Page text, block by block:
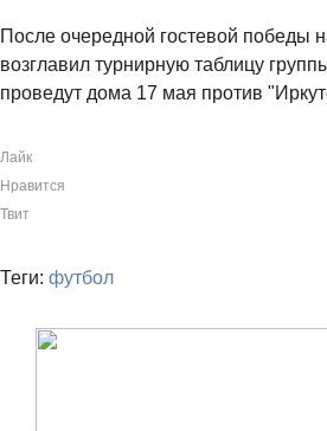
После очередной гостевой победы
возглавил турнирную таблицу
проведут дома 17 мая против
Лайк
Нравится
Твит
Теги: футбол